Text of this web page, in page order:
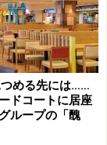
ているグルー
。手の握り方
のと悪口合戦
迷惑だと思い
石を贈ったと
める先には……
ドコートに居座
ループの「醜